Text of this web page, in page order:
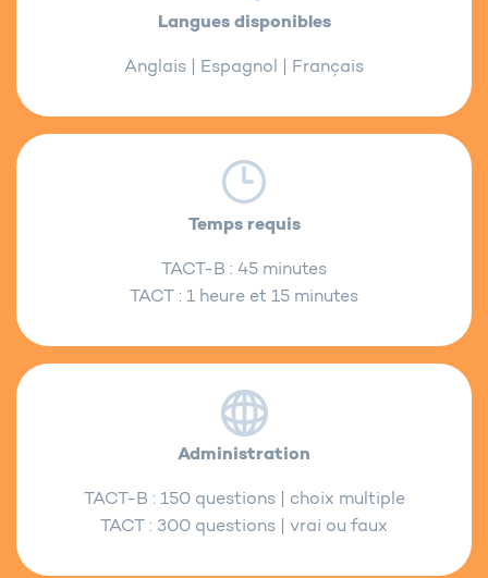
Langues disponibles
Anglais | Espagnol | Français
Temps requis
TACT-B : 45 minutes
TACT : 1 heure et 15 minutes
Administration
TACT-B : 150 questions | choix multiple
TACT : 300 questions | vrai ou faux